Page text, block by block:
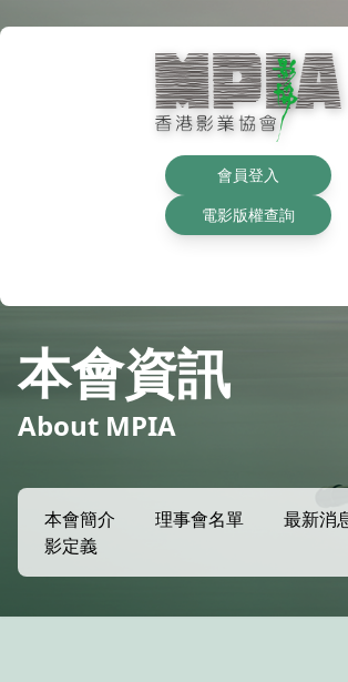
會員登入
電影版權查詢
本會資訊
About MPIA
本會簡介 理事會名單 最新消
影定義